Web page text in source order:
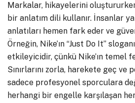
Markalar, hikayelerini
bir anlatım dili kullanır. İnsanlar
anlatıları hemen fark eder ve
Örneğin, Nike’ın “Just Do It”
etkileyicidir, çünkü Nike’ın temel
Sınırlarını zorla, harekete geç ve
sadece profesyonel sporculara
herhangi bir engelle karşılaşan